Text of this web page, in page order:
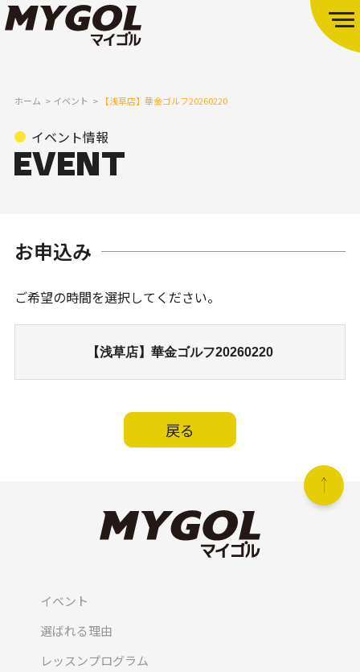
ホーム イベント 【浅草店】華金ゴルフ20260220
イベント情報
お申込み
ご希望の時間を選択してください。
【浅草店】華金ゴルフ20260220
戻る
イベント
選ばれる理由
レッスンプログラム